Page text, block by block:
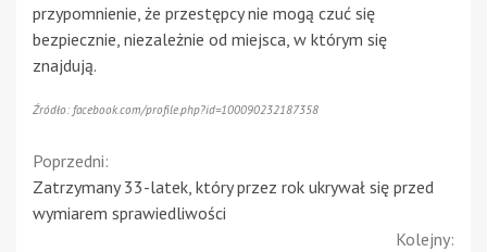
przypomnienie, że przestępcy nie mogą czuć się
bezpiecznie, niezależnie od miejsca, w którym się
znajdują.
Źródło: facebook.com/profile.php?id=100090232187358
Continue
Reading
Poprzedni:
Zatrzymany 33-latek, który przez rok ukrywał się przed
wymiarem sprawiedliwości
Kolejny: